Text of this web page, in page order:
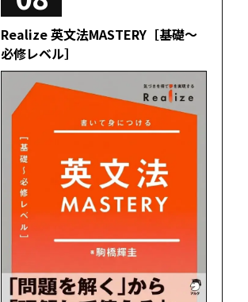
Realize 英文法MASTERY［基礎～
必修レベル］